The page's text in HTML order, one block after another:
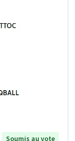
Soumis au vote